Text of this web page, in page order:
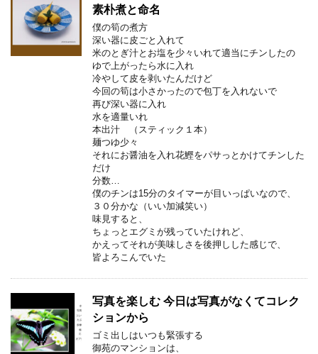
素朴煮と命名
僕の筍の煮方
深い器に皮ごと入れて
米のとぎ汁とお塩を少々いれて適当にチンしたの
ゆで上がったら水に入れ
冷やして皮を剥いたんだけど
今回の筍は小さかったので包丁を入れないで
再び深い器に入れ
水を適量いれ
本出汁 （スティック１本）
麺つゆ少々
それにお醤油を入れ花鰹をパサっとかけてチンした
だけ
分数…
僕のチンは15分のタイマーが目いっぱいなので、
３０分かな（いい加減笑い）
味見すると、
ちょっとエグミが残っていたけれど、
かえってそれが美味しさを後押しした感じで、
皆よろこんでいた
写真を楽しむ 今日は写真がなくてコレク
ションから
ゴミ出しはいつも緊張する
御苑のマンションは、